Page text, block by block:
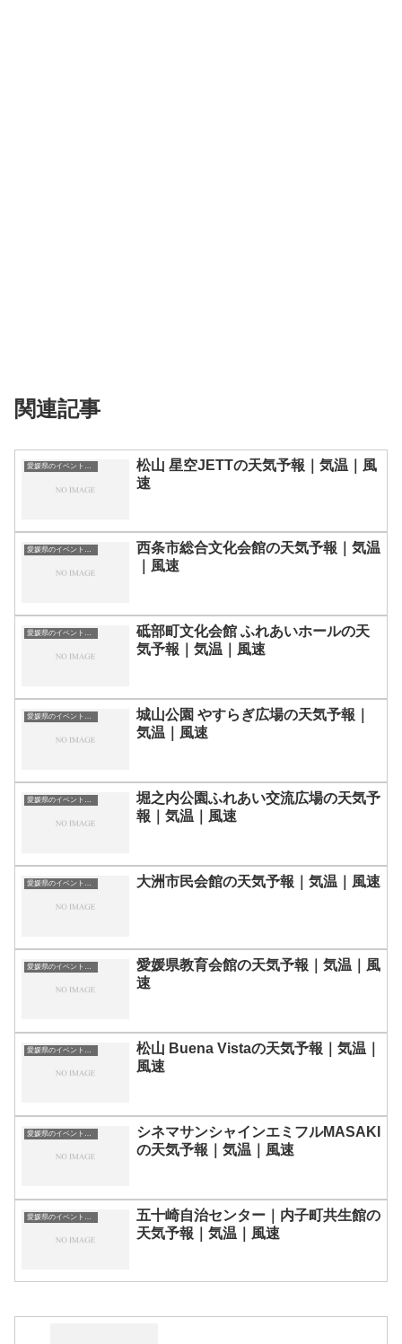
関連記事
愛媛県のイベント会場一覧
松山 星空JETTの天気予報｜気温｜風
速
愛媛県のイベント会場一覧
西条市総合文化会館の天気予報｜気温
｜風速
愛媛県のイベント会場一覧
砥部町文化会館 ふれあいホールの天
気予報｜気温｜風速
愛媛県のイベント会場一覧
城山公園 やすらぎ広場の天気予報｜
気温｜風速
愛媛県のイベント会場一覧
堀之内公園ふれあい交流広場の天気予
報｜気温｜風速
愛媛県のイベント会場一覧 大洲市民会館の天気予報｜気温｜風速
愛媛県のイベント会場一覧
愛媛県教育会館の天気予報｜気温｜風
速
松山 Buena Vistaの天気予報｜気温｜
風速
シネマサンシャインエミフルMASAKI
の天気予報｜気温｜風速
五十崎自治センター｜内子町共生館の
天気予報｜気温｜風速